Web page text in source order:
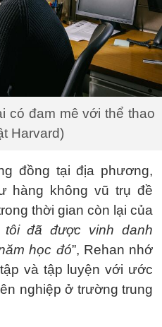
có đam mê với thể thao
Harvard)
đồng tại địa phương,
hàng không vũ trụ đề
thời gian còn lại của
tôi đã được vinh danh
học đó”, Rehan nhớ
và tập luyện với ước
nghiệp ở trường trung